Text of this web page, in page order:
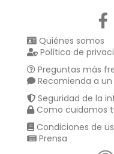
Quiénes somos
Política de
Preguntas más
Recomienda a
Seguridad de la
Como cuidamos
Condiciones de
Prensa